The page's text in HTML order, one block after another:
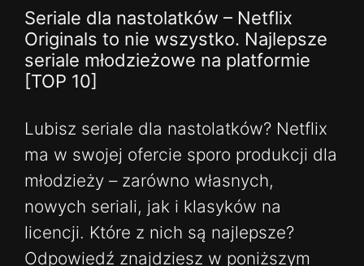
Seriale dla nastolatków – Netflix
Originals to nie wszystko. Najlepsze
seriale młodzieżowe na platformie
[TOP 10]
Lubisz seriale dla nastolatków? Netflix
ma w swojej ofercie sporo produkcji dla
młodzieży – zarówno własnych,
nowych seriali, jak i klasyków na
licencji. Które z nich są najlepsze?
Odpowiedź znajdziesz w poniższym